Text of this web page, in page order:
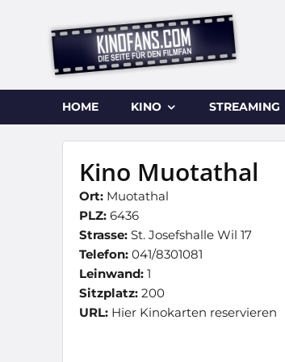
HOME KINO STREAMING
Kino Muotathal
Ort: Muotathal
PLZ: 6436
Strasse: St. Josefshalle Wil 17
Telefon: 041/8301081
Leinwand: 1
Sitzplatz: 200
URL: Hier Kinokarten reservieren